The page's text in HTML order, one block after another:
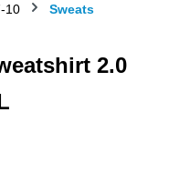
10 Sweats
2.0